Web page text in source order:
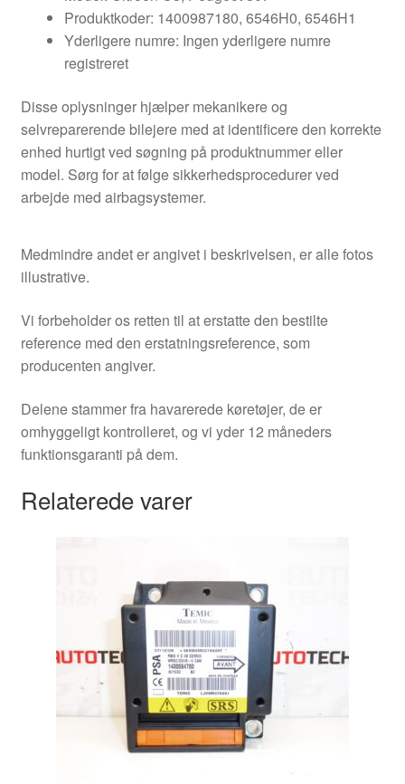
Produktkoder: 1400987180, 6546H0, 6546H1
Yderligere numre: Ingen yderligere numre
registreret
Disse oplysninger hjælper mekanikere og
selvreparerende bilejere med at identificere den korrekte
enhed hurtigt ved søgning på produktnummer eller
model. Sørg for at følge sikkerhedsprocedurer ved
arbejde med airbagsystemer.
Medmindre andet er angivet i beskrivelsen, er alle fotos
illustrative.
Vi forbeholder os retten til at erstatte den bestilte
reference med den erstatningsreference, som
producenten angiver.
Delene stammer fra havarerede køretøjer, de er
omhyggeligt kontrolleret, og vi yder 12 måneders
funktionsgaranti på dem.
Relaterede varer